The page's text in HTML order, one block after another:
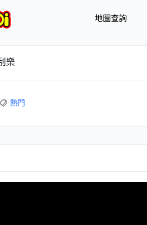
地圖查詢
樂
熱門